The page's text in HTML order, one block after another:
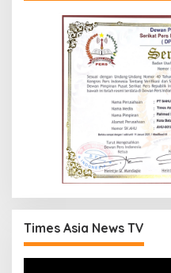
Times Asia News TV